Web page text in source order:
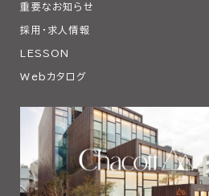
重要なお知らせ
採用・求人情報
LESSON
Webカタログ